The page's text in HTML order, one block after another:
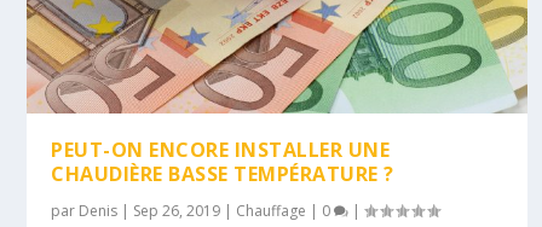
PEUT-ON ENCORE INSTALLER UNE
CHAUDIÈRE BASSE TEMPÉRATURE ?
par Denis | Sep 26, 2019 | Chauffage | 0 |